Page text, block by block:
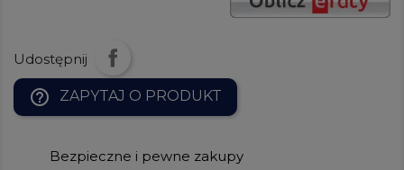
Udostępnij
help_outline ZAPYTAJ O PRODUKT
Bezpieczne i pewne zakupy